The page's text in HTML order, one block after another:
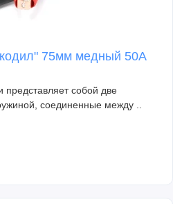
75мм медный 50A
представляет собой две
соединенные между ..